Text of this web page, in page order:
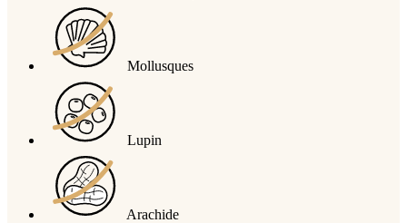
Mollusques
Lupin
Arachide